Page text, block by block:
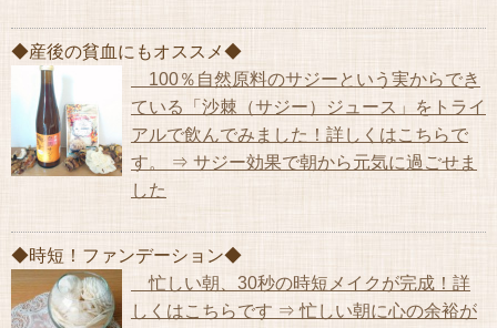
◆産後の貧血にもオススメ◆
100％自然原料のサジーという実からでき
ている「沙棘（サジー）ジュース」をトライ
アルで飲んでみました！詳しくはこちらで
す。 ⇒ サジー効果で朝から元気に過ごせま
した
◆時短！ファンデーション◆
忙しい朝、30秒の時短メイクが完成！詳
しくはこちらです ⇒ 忙しい朝に心の余裕が